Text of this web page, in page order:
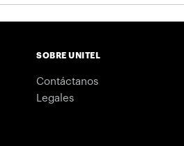
SOBRE UNITEL
Contáctanos
Legales